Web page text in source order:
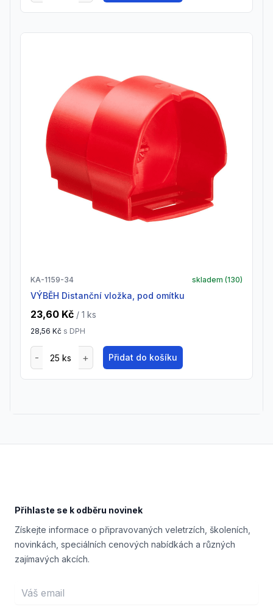
KA-1159-34 skladem (130)
VÝBĚH Distanční vložka, pod omítku
23,60 Kč / 1 ks
28,56 Kč s DPH
Přidat do košíku
Přihlaste se k odběru novinek
Získejte informace o připravovaných veletrzích, školeních,
novinkách, speciálních cenových nabídkách a různých
zajímavých akcích.
Email address